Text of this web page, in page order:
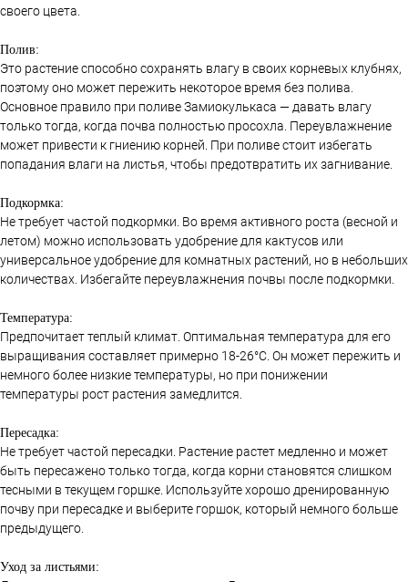
своего цвета.
Полив:
Это растение способно сохранять влагу в своих корневых клубнях,
поэтому оно может пережить некоторое время без полива.
Основное правило при поливе Замиокулькаса — давать влагу
только тогда, когда почва полностью просохла. Переувлажнение
может привести к гниению корней. При поливе стоит избегать
попадания влаги на листья, чтобы предотвратить их загнивание.
Подкормка:
Не требует частой подкормки. Во время активного роста (весной и
летом) можно использовать удобрение для кактусов или
универсальное удобрение для комнатных растений, но в небольших
количествах. Избегайте переувлажнения почвы после подкормки.
Температура:
Предпочитает теплый климат. Оптимальная температура для его
выращивания составляет примерно 18-26°C. Он может пережить и
немного более низкие температуры, но при понижении
температуры рост растения замедлится.
Пересадка:
Не требует частой пересадки. Растение растет медленно и может
быть пересажено только тогда, когда корни становятся слишком
тесными в текущем горшке. Используйте хорошо дренированную
почву при пересадке и выберите горшок, который немного больше
предыдущего.
Уход за листьями: